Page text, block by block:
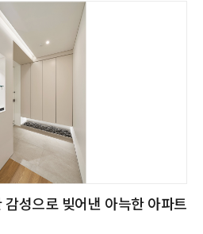
성으로 빚어낸 아늑한 아파트